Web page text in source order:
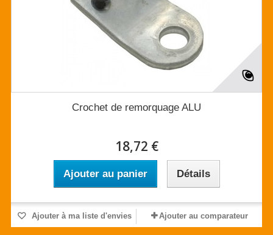
Crochet de remorquage ALU
18,72 €
Ajouter au panier Détails
Ajouter à ma liste d'envies Ajouter au comparateur